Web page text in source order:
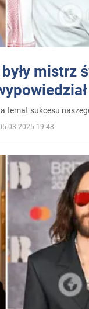
mistrz
temat sukcesu
19:48